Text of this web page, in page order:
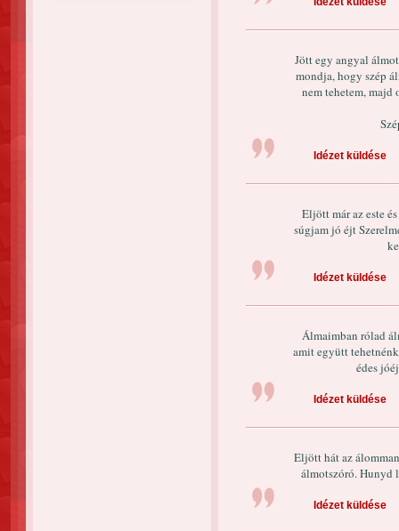
Jött egy angyal
mondja, hogy szép
nem tehetem,
Idézet küldése
Eljött már az este
súgjam jó éjt
Idézet küldése
Álmaimban rólad
amit együtt
édes
Idézet küldése
Eljött hát az
álmotszóró. Hunyd
Idézet küldése